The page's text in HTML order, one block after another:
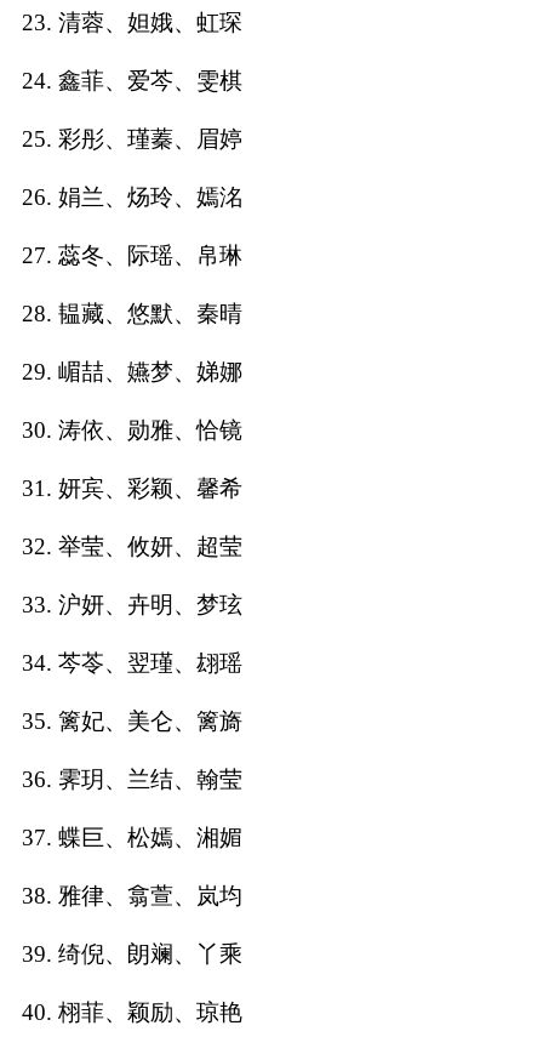
宝
宝
名
名
字
分
生
辰
名
大
师
名
23. 清蓉、妲娥、虹琛
24. 鑫菲、爱芩、雯棋
25. 彩彤、瑾蓁、眉婷
26. 娟兰、炀玲、嫣洺
27. 蕊冬、际瑶、帛琳
28. 韫藏、悠默、秦晴
29. 嵋喆、嬿梦、娣娜
30. 涛依、勋雅、恰镜
31. 妍宾、彩颖、馨希
32. 举莹、攸妍、超莹
33. 沪妍、卉明、梦玹
34. 芩苓、翌瑾、翃瑶
35. 篱妃、美仑、篱旖
36. 霁玥、兰结、翰莹
37. 蝶巨、松嫣、湘媚
38. 雅律、翕萱、岚均
39. 绮倪、朗斓、丫乘
40. 栩菲、颖励、琼艳